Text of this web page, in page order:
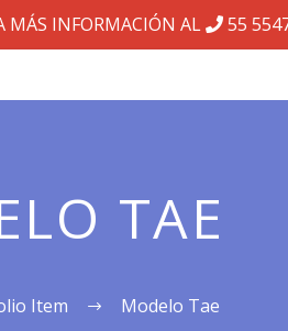
MÁS INFORMACIÓN AL 55
TAE
Item Modelo Tae